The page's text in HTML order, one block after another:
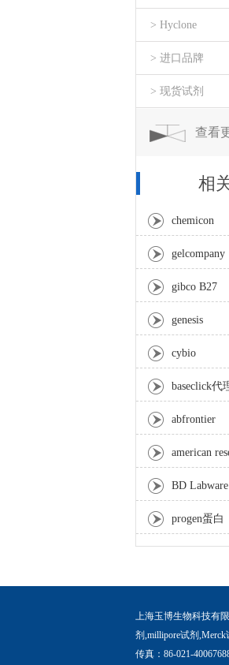
> Hyclone
> 进口品牌
> 现货试剂
查看
相
chemicon
gelcompany
gibco B27
genesis
cybio
baseclick代
5mg，Tri-
abfrontier
american
BD Labware
progen蛋白
上海玉博生物科技有
剂,millipore试剂,Merck
传真：86-021-